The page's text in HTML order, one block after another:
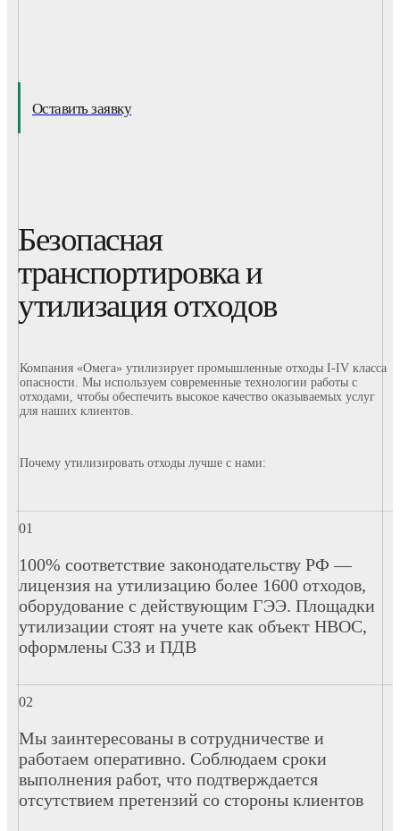
Оставить заявку
Безопасная
транспортировка и
утилизация отходов
Компания «Омега» утилизирует промышленные отходы I-IV класса
опасности. Мы используем современные технологии работы с
отходами, чтобы обеспечить высокое качество оказываемых услуг
для наших клиентов.
Почему утилизировать отходы лучше с нами:
100% соответствие законодательству РФ —
лицензия на утилизацию более 1600 отходов,
оборудование с действующим ГЭЭ. Площадки
утилизации стоят на учете как объект НВОС,
оформлены СЗЗ и ПДВ
Мы заинтересованы в сотрудничестве и
работаем оперативно. Соблюдаем сроки
выполнения работ, что подтверждается
отсутствием претензий со стороны клиентов